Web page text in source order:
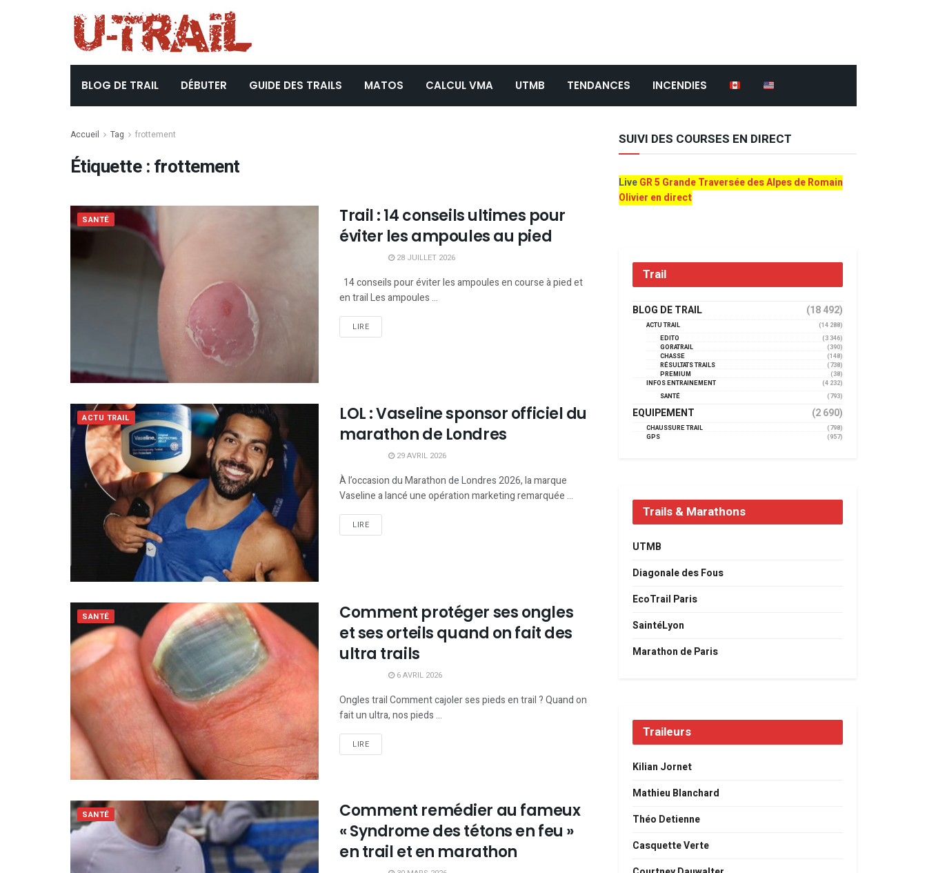
BLOG DE TRAIL DÉBUTER GUIDE DES TRAILS MATOS CALCUL VMA UTMB TENDANCES INCENDIES
Accueil Tag frottement
Étiquette :frottement
SANTÉ
Trail : 14 conseils ultimes pour
éviter les ampoules au pied
28 JUILLET 2026
14 conseils pour éviter les ampoules en course à pied et
en trail Les ampoules ...
LIRE
ACTU TRAIL
LOL : Vaseline sponsor officiel du
marathon de Londres
29 AVRIL 2026
À l’occasion du Marathon de Londres 2026, la marque
Vaseline a lancé une opération marketing remarquée ...
LIRE
SANTÉ
Comment protéger ses ongles
et ses orteils quand on fait des
ultra trails
6 AVRIL 2026
Ongles trail Comment cajoler ses pieds en trail ? Quand on
fait un ultra, nos pieds ...
LIRE
SANTÉ
Comment remédier au fameux
« Syndrome des tétons en feu »
en trail et en marathon
SUIVI DES COURSES EN DIRECT
LiveGR 5 Grande Traversée des Alpes de Romain
Olivier en direct
Trail
BLOG DE TRAIL (18 492)
ACTU TRAIL
(14 288)
EDITO
(3 346)
GORATRAIL
(390)
CHASSE
(148)
RÉSULTATS TRAILS
(738)
PREMIUM
(38)
INFOS ENTRAINEMENT
(4 232)
SANTÉ
(793)
EQUIPEMENT (2 690)
CHAUSSURE TRAIL
(798)
GPS
(957)
Trails & Marathons
UTMB
Diagonale des Fous
EcoTrail Paris
SaintéLyon
Marathon de Paris
Traileurs
Kilian Jornet
Mathieu Blanchard
Théo Detienne
Casquette Verte